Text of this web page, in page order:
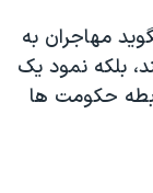
مهاجران به
بلکه نمود یک
حکومت ها